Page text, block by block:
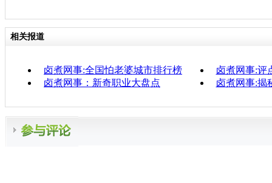
相关报道
卤煮网事:全国怕老婆城市排行榜
卤煮网事:评
卤煮网事：新奇职业大盘点
卤煮网事:揭